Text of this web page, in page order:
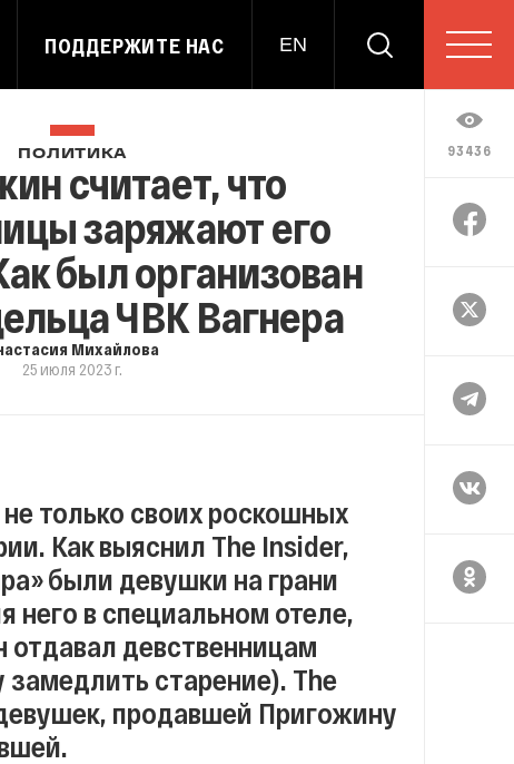
ПОДДЕРЖИТЕ НАС EN
93436
ПОЛИТИКА
считает, что
заряжают его
был организован
ЧВК Вагнера
Михайлова
25 июля 2023 г.
только своих роскошных
Как выяснил The Insider,
были девушки на грани
него в специальном отеле,
девственницам
замедлить старение). The
продавшей Пригожину